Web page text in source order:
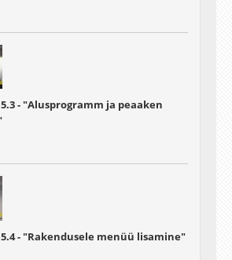
- "Alusprogramm ja peaaken
- "Rakendusele menüü lisamine"